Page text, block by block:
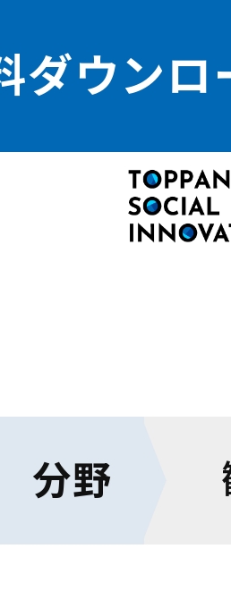
ダウンロ
分野ホーム